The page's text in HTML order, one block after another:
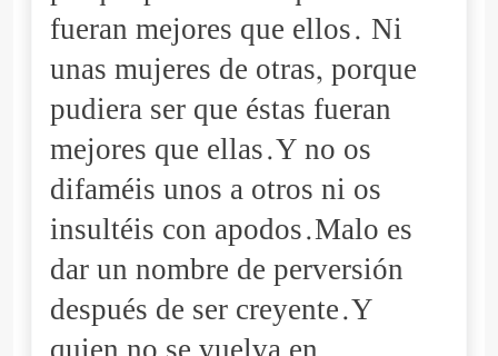
fueran mejores que ellos. Ni
unas mujeres de otras, porque
pudiera ser que éstas fueran
mejores que ellas.Y no os
difaméis unos a otros ni os
insultéis con apodos.Malo es
dar un nombre de perversión
después de ser creyente.Y